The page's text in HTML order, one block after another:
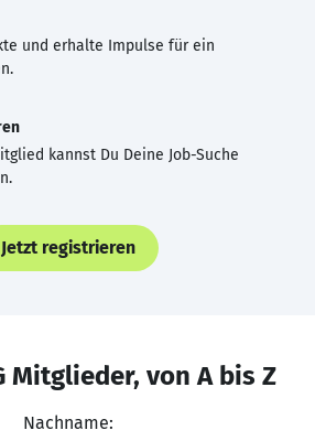
und erhalte Impulse für ein
kannst Du Deine Job-Suche
Jetzt registrieren
Mitglieder, von A bis Z
Nachname: